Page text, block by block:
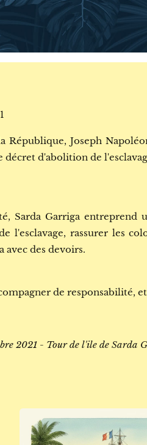
République, Joseph
d'abolition de
Sarda Garriga
l'esclavage, rassurer les
avec des devoirs.
de responsabilité,
2021 - Tour de l'ile de Sarda